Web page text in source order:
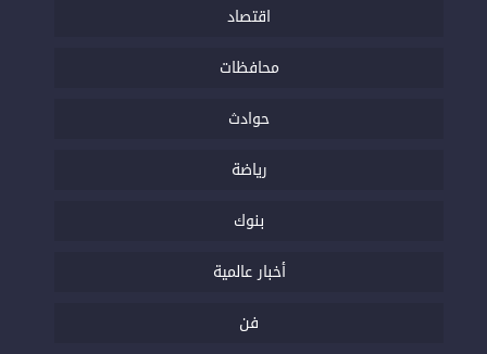
اقتصاد
محافظات
حوادث
رياضة
بنوك
أخبار عالمية
فن